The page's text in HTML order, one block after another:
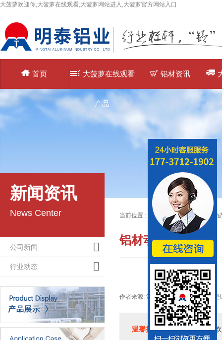
大菠萝欢迎你,大菠萝在线观看,大菠萝网站进入,大菠萝官方网站入口
首页 大菠萝在线观看
产品
铝材资讯
新闻资讯
News Center
公司新闻
行业动态
当前位置 : 主页 >铝材资讯>> 铝材动
铝材动态
作者来源: 河南大菠萝欢迎你铝业-大型
温馨提示：如果您对大菠萝欢